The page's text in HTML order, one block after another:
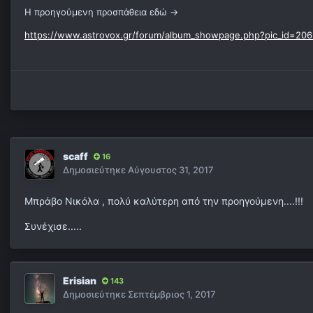
Η προηγούμενη προσπάθεια εδώ ->
https://www.astrovox.gr/forum/
scaff 16
ΔημοσιεύτηκεΑύγουστος 31, 2017
Μπράβο Νικόλα , πολύ καλύτερη από την προηγούμενη....!!!
Συνέχισε.....
Erisian 143
Δημοσιεύτηκε Σεπτέμβριος 1, 2017